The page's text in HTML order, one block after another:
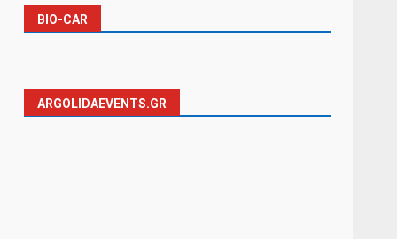
BIO-CAR
ARGOLIDAEVENTS.GR